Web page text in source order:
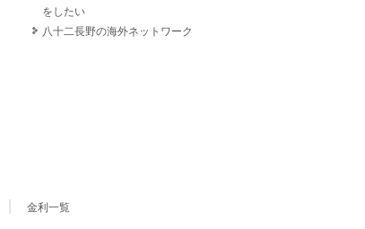
をしたい
八十二長野の海外ネットワーク
金利一覧